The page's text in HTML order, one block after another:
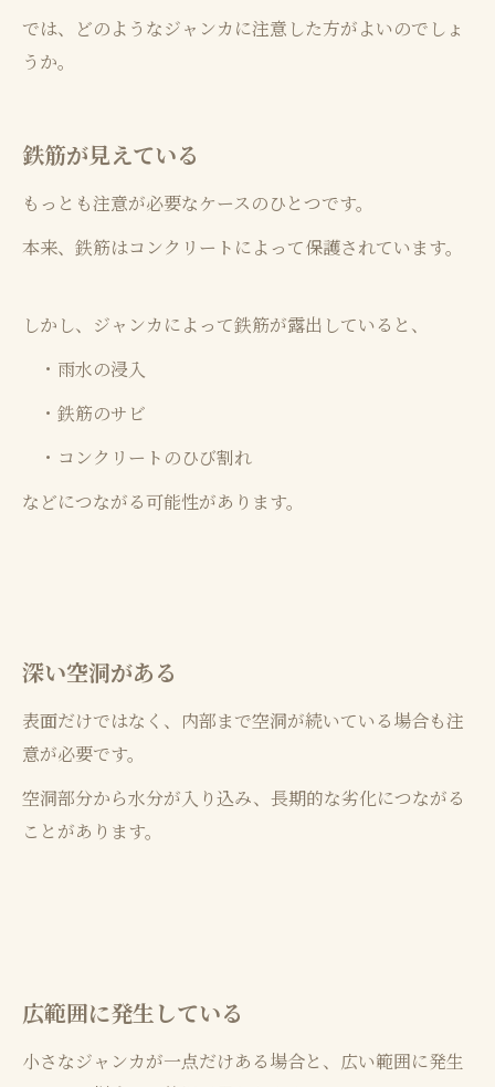
では、どのようなジャンカに注意した方がよいのでしょ
うか。
鉄筋が見えている
もっとも注意が必要なケースのひとつです。
本来、鉄筋はコンクリートによって保護されています。
しかし、ジャンカによって鉄筋が露出していると、
・雨水の浸入
・鉄筋のサビ
・コンクリートのひび割れ
などにつながる可能性があります。
深い空洞がある
表面だけではなく、内部まで空洞が続いている場合も注
意が必要です。
空洞部分から水分が入り込み、長期的な劣化につながる
ことがあります。
広範囲に発生している
小さなジャンカが一点だけある場合と、広い範囲に発生